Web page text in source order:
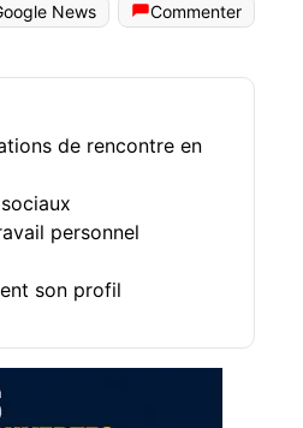
News
Commenter
de rencontre en
personnel
son profil